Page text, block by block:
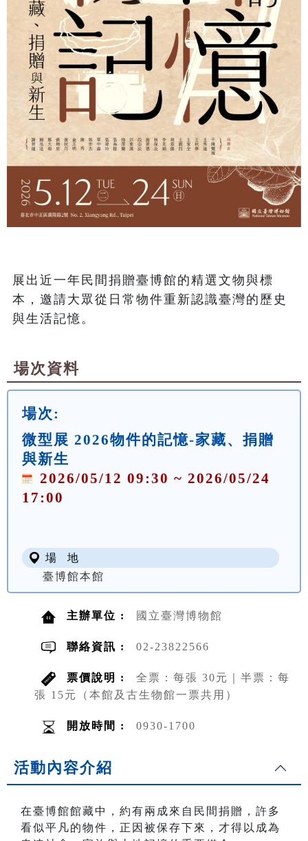
展出近一年民間捐贈臺博館的精選文物與標
本，邀請大眾從日常物件重新認識臺灣的歷史
與生活記憶。
場次資料
場次:
微型展 2026物件的記憶-家藏、捐贈
與新生
2026/05/12 09:30 ~ 2026/05/24
17:00
場 地
臺博館本館
主辦單位 : 國立臺灣博物館
聯絡資訊 : 02-23822566
票價說明 :
全票：每張 30元｜半票：每
張 15元（本館及古生物館一票共用）
開放時間 : 0930-1700
活動內容介紹
在臺博館館藏中，約有兩成來自民間捐贈，許多
看似平凡的物件，正因被保存下來，才得以成為